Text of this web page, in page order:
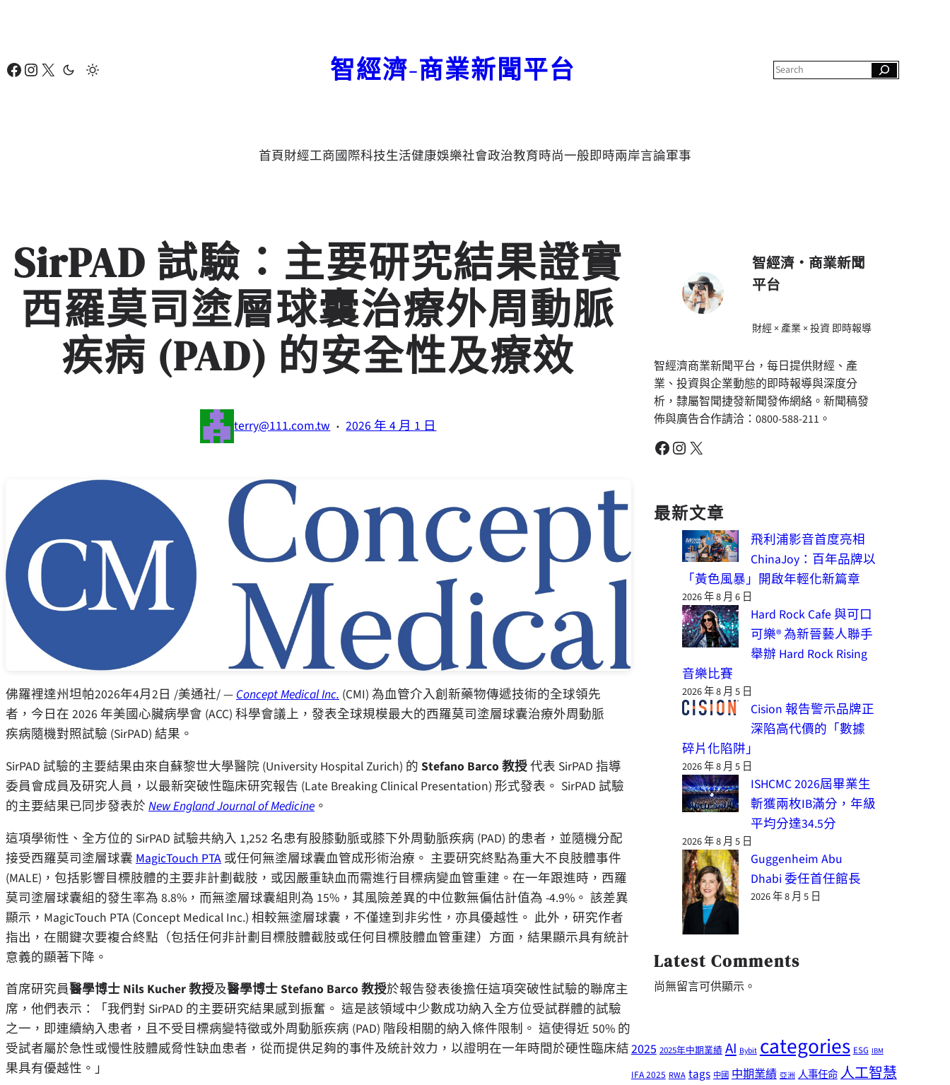
要
Facebook Instagram X 智經濟-商業新聞平台
c
首頁財經工商國際科技生活健康娛樂社會政治教育時尚一般即時兩岸言論軍事
SirPAD 試驗：主要研究結果證實
西羅莫司塗層球囊治療外周動脈
疾病 (PAD) 的安全性及療效
terry@111.com.tw · 2026 年 4 月 1 日
佛羅裡達州坦帕2026年4月2日 /美通社/ —Concept Medical Inc. (CMI) 為血管介入創新藥物傳遞技術的全球領先
者，今日在 2026 年美國心臟病學會 (ACC) 科學會議上，發表全球規模最大的西羅莫司塗層球囊治療外周動脈
疾病隨機對照試驗 (SirPAD) 結果。
SirPAD 試驗的主要結果由來自蘇黎世大學醫院 (University Hospital Zurich) 的 Stefano Barco 教授代表 SirPAD 指導
委員會成員及研究人員，以最新突破性臨床研究報告 (Late Breaking Clinical Presentation) 形式發表。 SirPAD 試驗
的主要結果已同步發表於 New England Journal of Medicine 。
這項學術性、全方位的 SirPAD 試驗共納入 1,252 名患有股膝動脈或膝下外周動脈疾病 (PAD) 的患者，並隨機分配
接受西羅莫司塗層球囊 MagicTouch PTA 或任何無塗層球囊血管成形術治療。 主要研究終點為重大不良肢體事件
(MALE)，包括影響目標肢體的主要非計劃截肢，或因嚴重缺血而需進行目標病變血管重建。在一年跟進時，西羅
莫司塗層球囊組的發生率為 8.8%，而無塗層球囊組則為 15%，其風險差異的中位數無偏估計值為 -4.9%。 該差異
顯示，MagicTouch PTA (Concept Medical Inc.) 相較無塗層球囊，不僅達到非劣性，亦具優越性。 此外，研究作者
指出，在關鍵次要複合終點（包括任何非計劃目標肢體截肢或任何目標肢體血管重建）方面，結果顯示具有統計
意義的顯著下降。
首席研究員醫學博士 Nils Kucher 教授及醫學博士 Stefano Barco 教授於報告發表後擔任這項突破性試驗的聯席主
席，他們表示：「我們對 SirPAD 的主要研究結果感到振奮。 這是該領域中少數成功納入全方位受試群體的試驗
之一，即連續納入患者，且不受目標病變特徵或外周動脈疾病 (PAD) 階段相關的納入條件限制。 這使得近 50% 的
受試者屬於急性或慢性肢體威脅性缺血患者，從而提供足夠的事件及統計效力，以證明在一年時間於硬性臨床結
果具有優越性。」
智經濟・商業新聞
平台
財經 × 產業 × 投資 即時報導
智經濟商業新聞平台，每日提供財經、產
業、投資與企業動態的即時報導與深度分
析，隸屬智聞捷發新聞發佈網絡。新聞稿發
佈與廣告合作請洽：0800-588-211。
Facebook Instagram X
最新文章
飛利浦影音首度亮相
ChinaJoy：百年品牌以
「黃色風暴」開啟年輕化新篇章
2026 年 8 月 6 日
Hard Rock Cafe 與可口
可樂® 為新晉藝人聯手
舉辦 Hard Rock Rising
音樂比賽
2026 年 8 月 5 日
Cision 報告警示品牌正
深陷高代價的「數據
碎片化陷阱」
2026 年 8 月 5 日
ISHCMC 2026屆畢業生
斬獲兩枚IB滿分，年級
平均分達34.5分
2026 年 8 月 5 日
Guggenheim Abu
Dhabi 委任首任館長
2026 年 8 月 5 日
Latest Comments
尚無留言可供顯示。
2025 2025年中期業績 AI Bybit categories ESG IBM
IFA 2025 RWA tags 中國 中期業績 亞洲 人事任命人工智慧